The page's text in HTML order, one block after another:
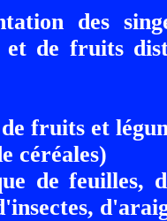
des
et de fruits
fruits et
céréales)
de feuilles,